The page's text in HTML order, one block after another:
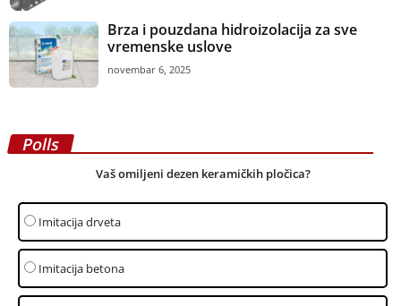
Brza i pouzdana hidroizolacija za sve
vremenske uslove
novembar 6, 2025
Polls
Vaš omiljeni dezen keramičkih pločica?
Imitacija drveta
Imitacija betona